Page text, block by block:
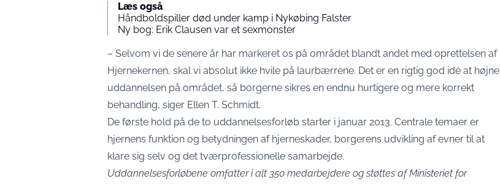
Læs også
Håndboldspiller død under kamp i Nykøbing Falster
Ny bog: Erik Clausen var et sexmonster
– Selvom vi de senere år har markeret os på området blandt andet med oprettelsen af
Hjernekernen, skal vi absolut ikke hvile på laurbærrene. Det er en rigtig god idé at højne
uddannelsen på området, så borgerne sikres en endnu hurtigere og mere korrekt
behandling, siger Ellen T. Schmidt.
De første hold på de to uddannelsesforløb starter i januar 2013. Centrale temaer er
hjernens funktion og betydningen af hjerneskader, borgerens udvikling af evner til at
klare sig selv og det tværprofessionelle samarbejde.
Uddannelsesforløbene omfatter i alt 350 medarbejdere og støttes af Ministeriet for